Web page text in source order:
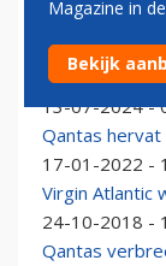
Qantas in
Australië
13-07-2024 -
Qantas
17-01-2022 -
Virgin Atlantic
24-10-2018 -
Qantas
Magazine in
Bekijk